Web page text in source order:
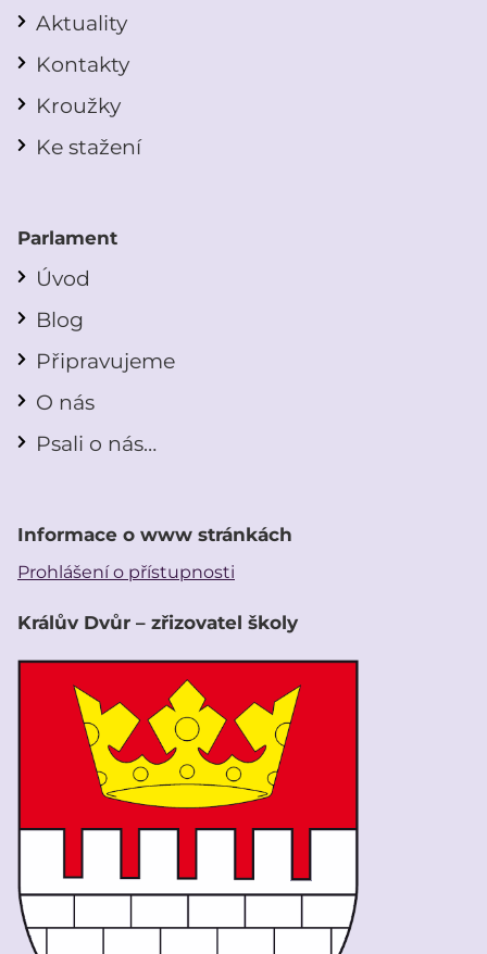
Aktuality
Kontakty
Kroužky
Ke stažení
Parlament
Úvod
Blog
Připravujeme
O nás
Psali o nás…
Informace o www stránkách
Prohlášení o přístupnosti
Králův Dvůr – zřizovatel školy